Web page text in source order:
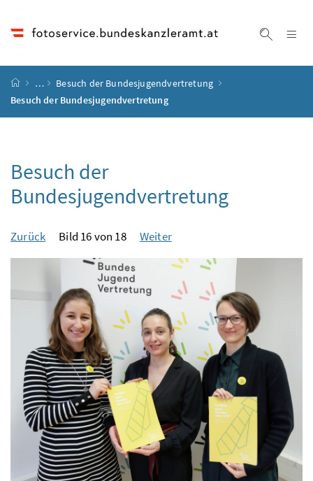
Startseite
…
Besuch der Bundesjugendvertretung
Besuch der Bundesjugendvertretung
Besuch der
Bundesjugendvertretung
Zurück Bild 16 von 18 Weiter